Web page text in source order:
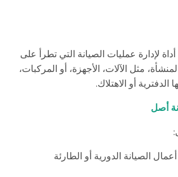
أداة لإدارة عمليات الصيانة التي تطرأ على
مثل الآلات، الأجهزة، أو المركبات،
الدفترية أو الاهتلاك.
أصل
:
الصيانة الدورية أو الطارئة